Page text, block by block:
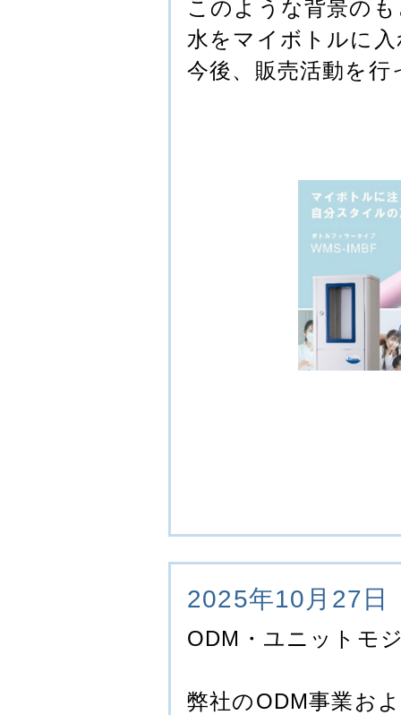
このような背景の
水をマイボトルに
今後、販売活動を
2025年10月27日
ODM・ユニットモ
弊社のODM事業お